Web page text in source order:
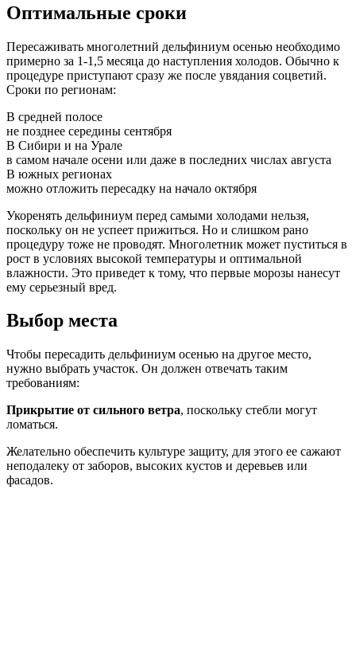
Оптимальные сроки
Пересаживать многолетний дельфиниум осенью необходимо
примерно за 1-1,5 месяца до наступления холодов. Обычно к
процедуре приступают сразу же после увядания соцветий.
Сроки по регионам:
В средней полосе
не позднее середины сентября
В Сибири и на Урале
в самом начале осени или даже в последних числах августа
В южных регионах
можно отложить пересадку на начало октября
Укоренять дельфиниум перед самыми холодами нельзя,
поскольку он не успеет прижиться. Но и слишком рано
процедуру тоже не проводят. Многолетник может пуститься в
рост в условиях высокой температуры и оптимальной
влажности. Это приведет к тому, что первые морозы нанесут
ему серьезный вред.
Выбор места
Чтобы пересадить дельфиниум осенью на другое место,
нужно выбрать участок. Он должен отвечать таким
требованиям:
Прикрытие от сильного ветра, поскольку стебли могут
ломаться.
Желательно обеспечить культуре защиту, для этого ее сажают
неподалеку от заборов, высоких кустов и деревьев или
фасадов.